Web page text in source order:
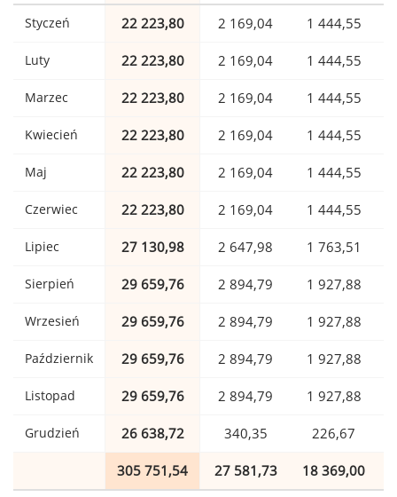
Styczeń 22 223,80 2 169,04 1 444,55
Luty 22 223,80 2 169,04 1 444,55
Marzec 22 223,80 2 169,04 1 444,55
Kwiecień 22 223,80 2 169,04 1 444,55
Maj 22 223,80 2 169,04 1 444,55
Czerwiec 22 223,80 2 169,04 1 444,55
Lipiec 27 130,98 2 647,98 1 763,51
Sierpień 29 659,76 2 894,79 1 927,88
Wrzesień 29 659,76 2 894,79 1 927,88
Październik 29 659,76 2 894,79 1 927,88
Listopad 29 659,76 2 894,79 1 927,88
Grudzień 26 638,72 340,35 226,67
305 751,54 27 581,73 18 369,00